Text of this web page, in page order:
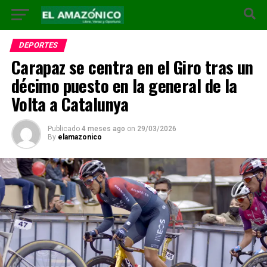
DEPORTES
Carapaz se centra en el Giro tras un
décimo puesto en la general de la
Volta a Catalunya
Publicado 4 meses ago on 29/03/2026
By elamazonico